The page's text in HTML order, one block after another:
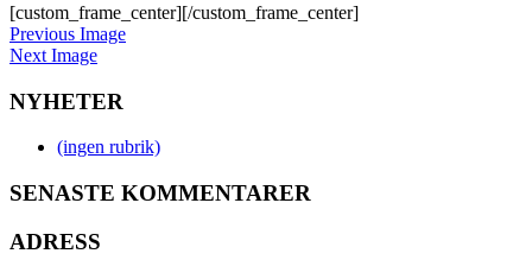
[custom_frame_center][/custom_frame_center]
Previous Image
Next Image
NYHETER
(ingen rubrik)
SENASTE KOMMENTARER
ADRESS